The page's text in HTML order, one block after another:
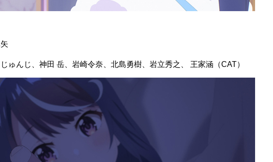
ゅんじ、神田 岳、岩崎令奈、北島勇樹、岩立秀之、 王家涵（CAT）